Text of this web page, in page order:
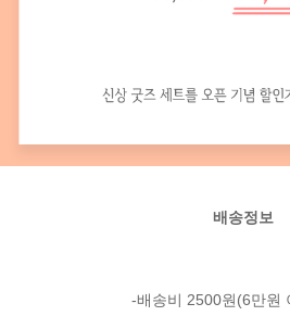
배송정보
-배송비 2500원(6만원